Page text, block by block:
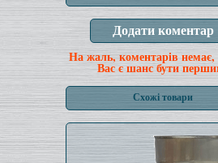
На жаль, коментарів немає,
Вас є шанс бути
Схожі товари